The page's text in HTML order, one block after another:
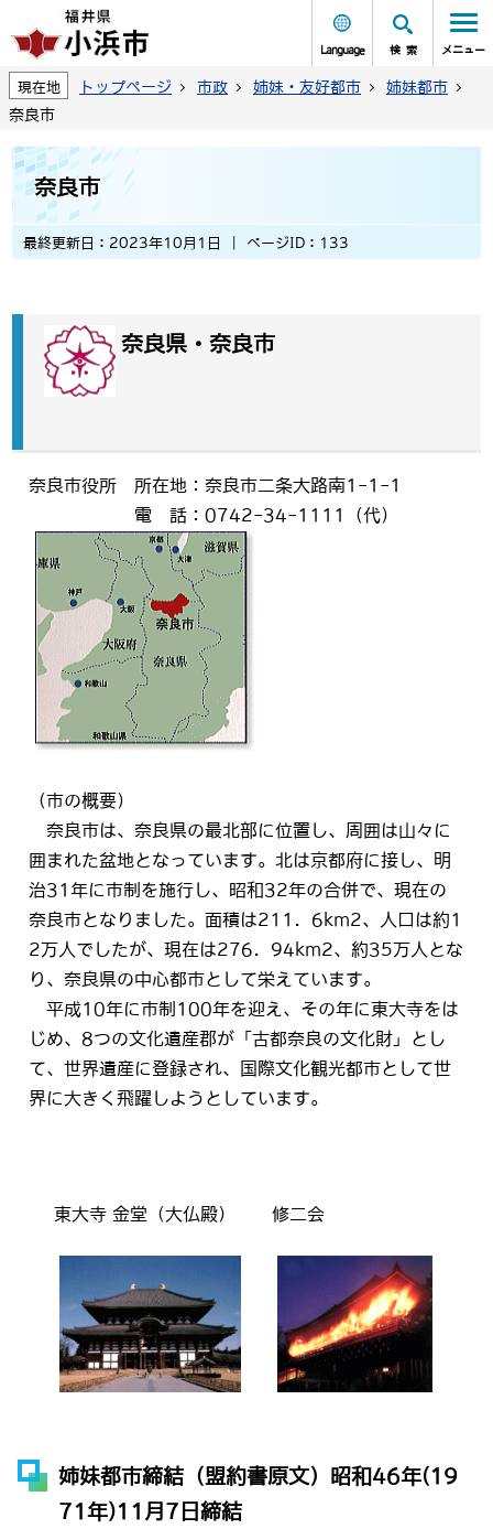
Language 検索 メニュー
現在地 トップページ 市政 姉妹・友好都市
姉妹都市
奈良市
奈良市
最終更新日：2023年10月1日 ページID：133
奈良県 ・奈良市
奈良市役所 所在地：奈良市二条大路南1-1-1
電 話：0742-34-1111（代）
（市の概要）
奈良市は、奈良県の最北部に位置し、周囲は山々に
囲まれた盆地となっています。北は京都府に接し、明
治31年に市制を施行し、昭和32年の合併で、現在の
奈良市となりました。面積は211．6km2、人口は約1
2万人でしたが、現在は276．94km2、約35万人とな
り、奈良県の中心都市として栄えています。
平成10年に市制100年を迎え、その年に東大寺をは
じめ、8つの文化遺産郡が「古都奈良の文化財」とし
て、世界遺産に登録され、国際文化観光都市として世
界に大きく飛躍しようとしています。
東大寺 金堂（大仏殿） 修二会
姉妹都市締結（盟約書原文）昭和46年(19
71年)11月7日締結